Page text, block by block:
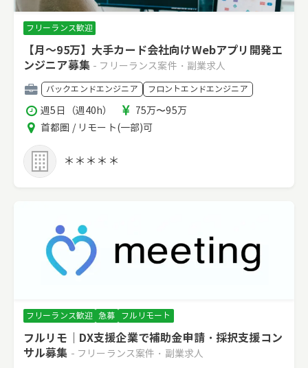
フリーランス歓迎
【月～95万】大手カード会社向けWebアプリ開発エ
ンジニア募集 - フリーランス案件・副業求人
職
種
バックエンドエンジニア フロントエンドエンジニア
稼
働
時
間
週5日（週40h）
報
酬
75万〜95万
エ
ア
首都圏 / リモート(一部)可
＊＊＊＊＊
フリーランス歓迎 急募 フルリモート
フルリモ｜DX支援企業で補助金申請・採択支援コン
サル募集 - フリーランス案件・副業求人